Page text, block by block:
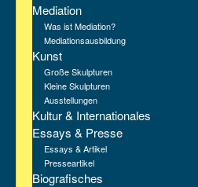
Mediation
Was ist Mediation?
Mediationsausbildung
Kunst
Große Skulpturen
Kleine Skulpturen
Ausstellungen
Kultur & Internationales
Essays & Presse
Essays & Artikel
Presseartikel
Biografisches